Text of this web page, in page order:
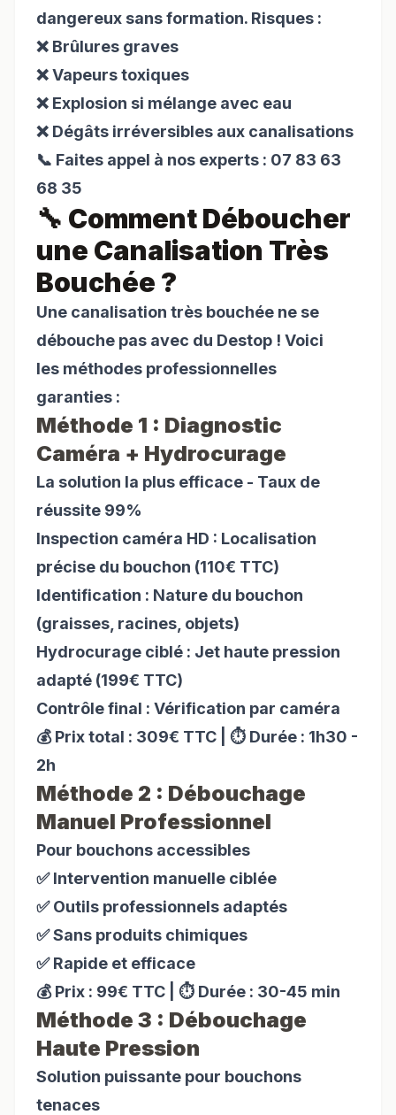
dangereux sans formation. Risques :
❌ Brûlures graves
❌ Vapeurs toxiques
❌ Explosion si mélange avec eau
❌ Dégâts irréversibles aux canalisations
📞 Faites appel à nos experts : 07 83 63
68 35
🔧 Comment Déboucher
une Canalisation Très
Bouchée ?
Une canalisation très bouchée ne se
débouche pas avec du Destop ! Voici
les méthodes professionnelles
garanties :
Méthode 1 : Diagnostic
Caméra + Hydrocurage
La solution la plus efficace - Taux de
réussite 99%
Inspection caméra HD : Localisation
précise du bouchon (110€ TTC)
Identification : Nature du bouchon
(graisses, racines, objets)
Hydrocurage ciblé : Jet haute pression
adapté (199€ TTC)
Contrôle final : Vérification par caméra
💰 Prix total : 309€ TTC | ⏱️ Durée : 1h30 -
2h
Méthode 2 : Débouchage
Manuel Professionnel
Pour bouchons accessibles
✅ Intervention manuelle ciblée
✅ Outils professionnels adaptés
✅ Sans produits chimiques
✅ Rapide et efficace
💰 Prix : 99€ TTC | ⏱️ Durée : 30-45 min
Méthode 3 : Débouchage
Haute Pression
Solution puissante pour bouchons
tenaces